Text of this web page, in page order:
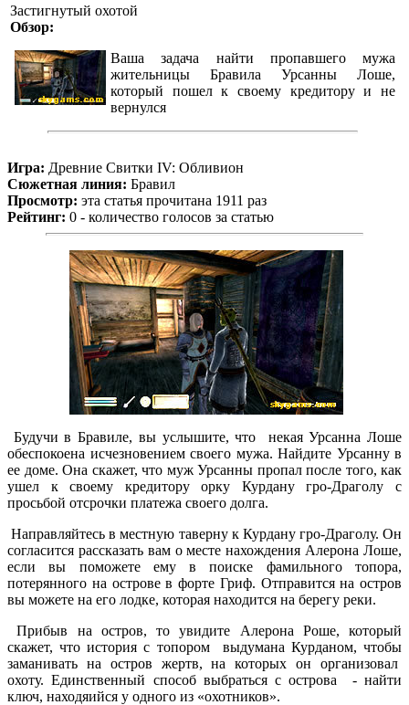
Застигнутый охотой
Обзор:
Ваша задача найти пропавшего мужа
жительницы Бравила Урсанны Лоше,
который пошел к своему кредитору и не
вернулся
Игра: Древние Свитки IV: Обливион
Сюжетная линия: Бравил
Просмотр: эта статья прочитана 1911 раз
Рейтинг: 0 - количество голосов за статью
Будучи в Бравиле, вы услышите, что некая Урсанна Лоше
обеспокоена исчезновением своего мужа. Найдите Урсанну в
ее доме. Она скажет, что муж Урсанны пропал после того, как
ушел к своему кредитору орку Курдану гро-Драголу с
просьбой отсрочки платежа своего долга.
Направляйтесь в местную таверну к Курдану гро-Драголу. Он
согласится рассказать вам о месте нахождения Алерона Лоше,
если вы поможете ему в поиске фамильного топора,
потерянного на острове в форте Гриф. Отправится на остров
вы можете на его лодке, которая находится на берегу реки.
Прибыв на остров, то увидите Алерона Роше, который
скажет, что история с топором выдумана Курданом, чтобы
заманивать на остров жертв, на которых он организовал
охоту. Единственный способ выбраться с острова - найти
ключ, находяийся у одного из «охотников».